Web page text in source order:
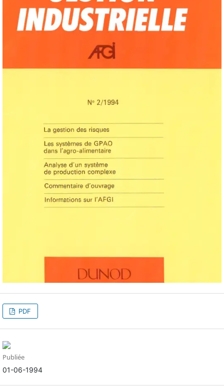
PDF
Publiée
01-06-1994